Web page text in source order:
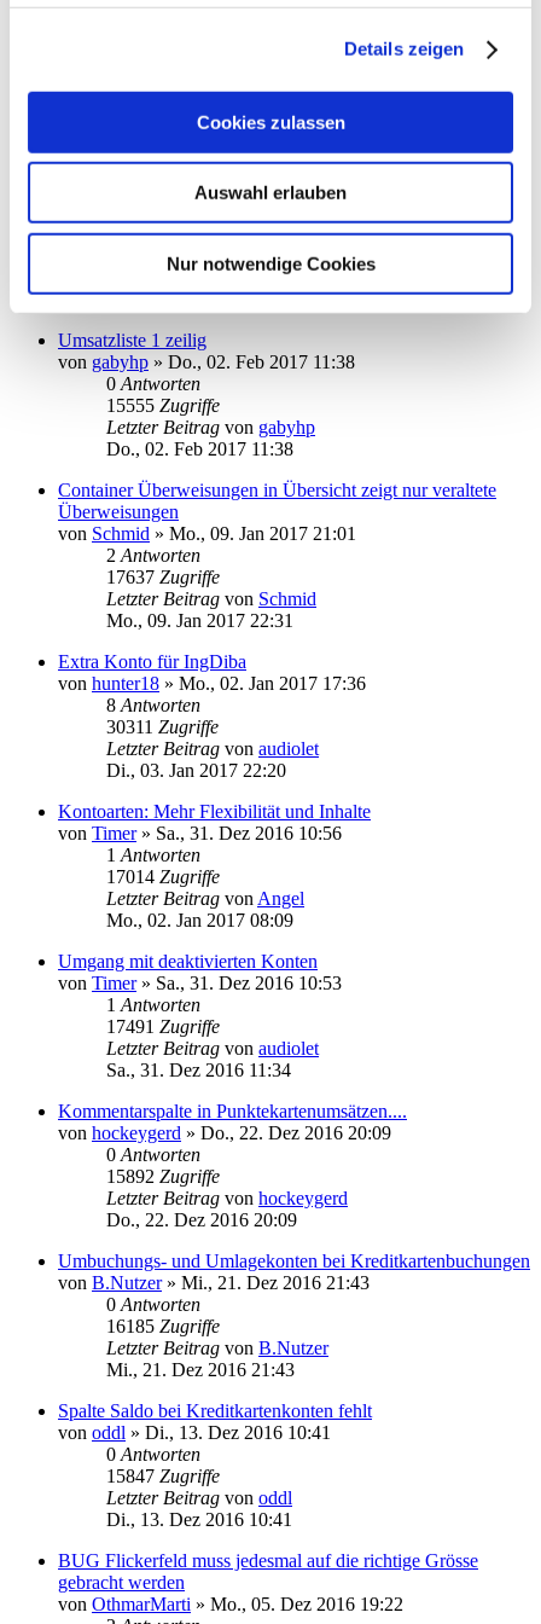
Details zeigen
Cookies zulassen
Auswahl erlauben
Nur notwendige Cookies
Letzter Beitragvonkuddel
Fr., 03. Feb 2017 18:40
Kontensortierung für Überweisungen
2Antworten
Zugriffe
Letzter Beitragvonmoneymaus
Fr., 03. Feb 2017 14:28
Umsatzliste 1 zeilig
von gabyhp » Do., 02. Feb 2017 11:38
0 Antworten
15555 Zugriffe
Letzter Beitrag von gabyhp
Do., 02. Feb 2017 11:38
Container Überweisungen in Übersicht zeigt nur veraltete
Überweisungen
von Schmid » Mo., 09. Jan 2017 21:01
2 Antworten
17637 Zugriffe
Letzter Beitrag von Schmid
Mo., 09. Jan 2017 22:31
Extra Konto für IngDiba
von hunter18 » Mo., 02. Jan 2017 17:36
8 Antworten
30311 Zugriffe
Letzter Beitrag von audiolet
Di., 03. Jan 2017 22:20
Kontoarten: Mehr Flexibilität und Inhalte
von Timer» Sa., 31. Dez 2016 10:56
1 Antworten
17014 Zugriffe
Letzter Beitrag von Angel
Mo., 02. Jan 2017 08:09
Umgang mit deaktivierten Konten
von Timer» Sa., 31. Dez 2016 10:53
1 Antworten
17491 Zugriffe
Letzter Beitrag von audiolet
Sa., 31. Dez 2016 11:34
Kommentarspalte in Punktekartenumsätzen....
von hockeygerd » Do., 22. Dez 2016 20:09
0 Antworten
15892 Zugriffe
Letzter Beitrag von hockeygerd
Do., 22. Dez 2016 20:09
Umbuchungs- und Umlagekonten bei Kreditkartenbuchungen
von B.Nutzer» Mi., 21. Dez 2016 21:43
0 Antworten
16185 Zugriffe
Letzter Beitrag von B.Nutzer
Mi., 21. Dez 2016 21:43
Spalte Saldo bei Kreditkartenkonten fehlt
von oddl » Di., 13. Dez 2016 10:41
0 Antworten
15847 Zugriffe
Letzter Beitrag von oddl
Di., 13. Dez 2016 10:41
BUG Flickerfeld muss jedesmal auf die richtige Grösse
gebracht werden
von OthmarMarti » Mo., 05. Dez 2016 19:22